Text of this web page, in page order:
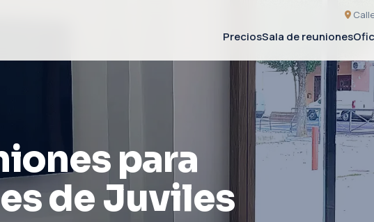
PreciosSala de reuniones
para
de Juviles